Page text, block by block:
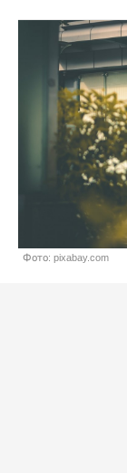
Фото: pixabay.com